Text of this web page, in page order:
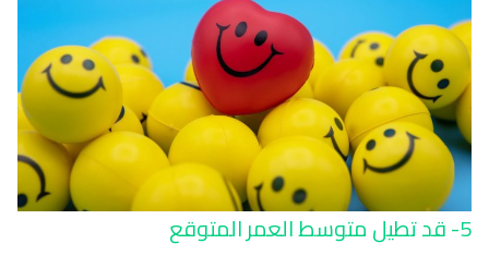
5- قد تطيل متوسط العمر المتوقع